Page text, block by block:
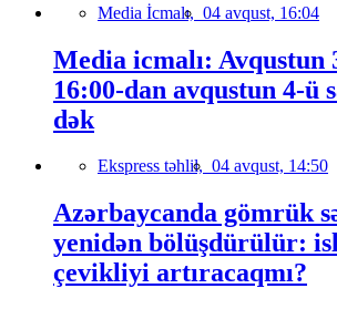
Media İcmalı, 04 avqust, 16:04
Media icmalı: Avqustun
16:00-dan avqustun 4-ü
dək
Ekspress təhlil, 04 avqust, 14:50
Azərbaycanda gömrük
yenidən bölüşdürülür:
çevikliyi artıracaqmı?